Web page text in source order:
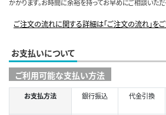
かかります。お時間に余裕を持ってお早めにご相談いただ
ご注文の流れに関する詳細は「ご注文の流れ」をご
お支払いについて
ご利用可能な支払い方法
お支払方法 銀行振込 代金引換